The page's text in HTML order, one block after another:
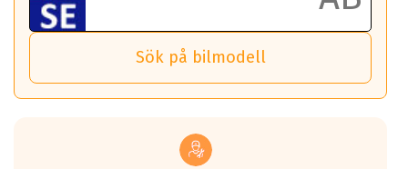
Ett klass A däck kommer ha 6,5% bättre
bränsleförbrukning än ett klass G däck.
Det betyder att om man kör 10,000 km,
så sparar man 50 liter bränsle med ett
vilken körstil du använder.
Sök på bilmodell